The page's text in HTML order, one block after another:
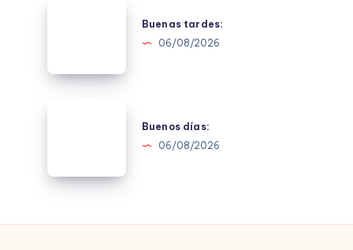
Buenas tardes:
06/08/2026
Buenos días:
06/08/2026